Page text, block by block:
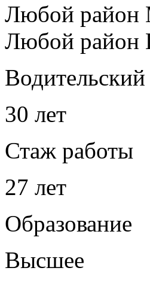
Любой район
Любой район
30 лет
Стаж работы
27 лет
Образование
Высшее